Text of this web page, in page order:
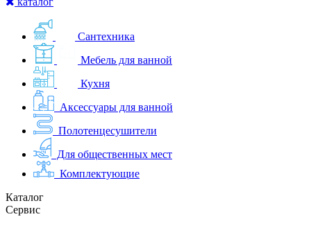
Сантехника
Мебель для ванной
Кухня
Аксессуары для ванной
Полотенцесушители
Для общественных мест
Комплектующие
Каталог
Сервис